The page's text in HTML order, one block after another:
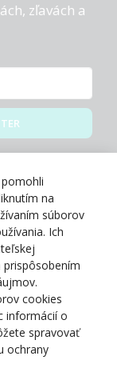
zľavách a
na
súborov
Ich
prispôsobením
cookies
informácií o
spravovať
ochrany